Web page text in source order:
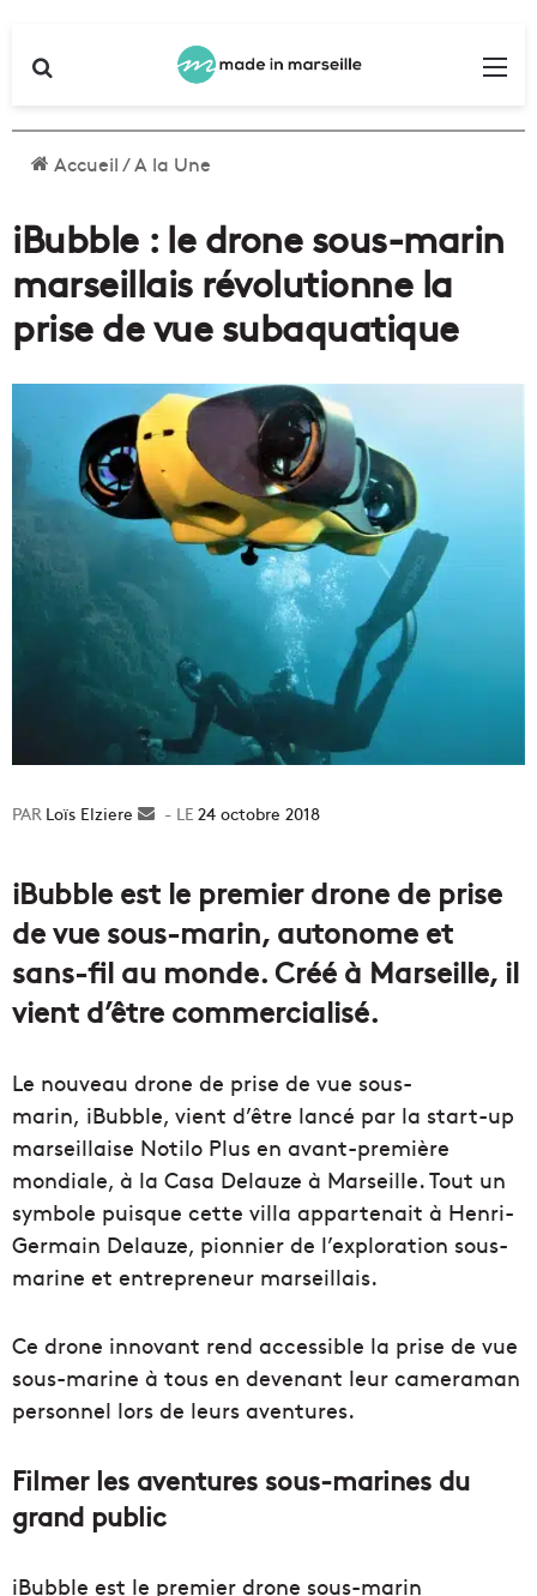
Accueil/A la Une
iBubble : le drone sous-marin
marseillais révolutionne la
prise de vue subaquatique
Loïs Elziere
Envoyer24 octobre 2018
iBubble est le premier drone de prise
de vue sous-marin, autonome et
sans-fil au monde. Créé à Marseille, il
vient d’être commercialisé.
Le nouveau drone de prise de vue sous-
marin, iBubble, vient d’être lancé par la start-up
marseillaise Notilo Plus en avant-première
mondiale, à la Casa Delauze à Marseille. Tout un
symbole puisque cette villa appartenait à Henri-
Germain Delauze, pionnier de l’exploration sous-
marine et entrepreneur marseillais.
Ce drone innovant rend accessible la prise de vue
sous-marine à tous en devenant leur cameraman
personnel lors de leurs aventures.
Filmer les aventures sous-marines du
grand public
iBubble est le premier drone sous-marin